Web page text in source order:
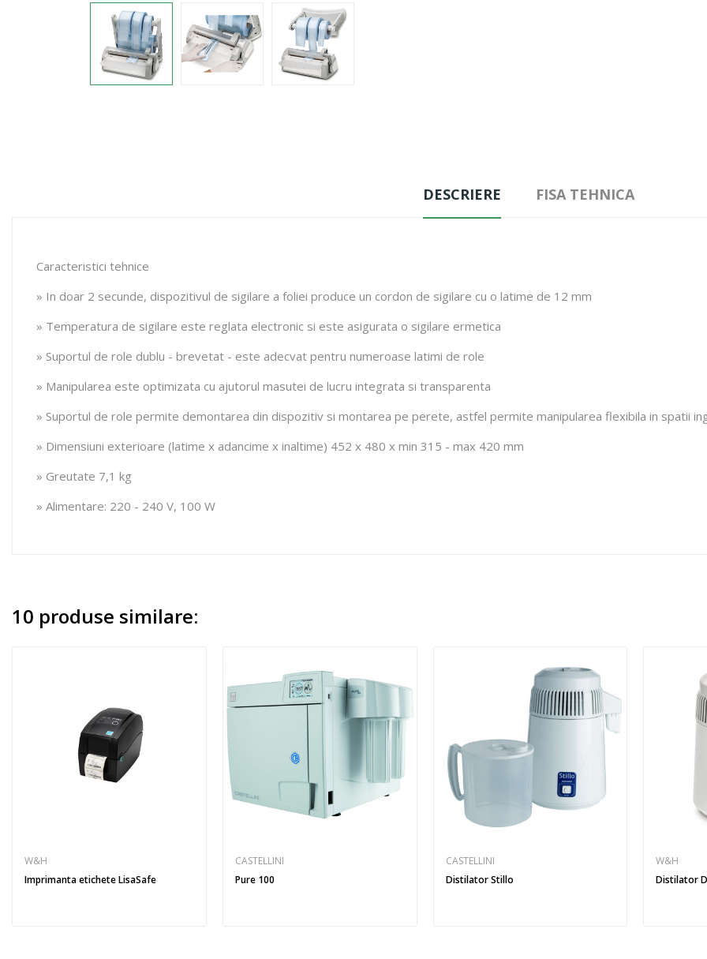
DESCRIERE FISA TEHNICA
Caracteristici tehnice
» In doar 2 secunde, dispozitivul de sigilare a foliei produce un cordon de sigilare cu o latime de 12 mm
» Temperatura de sigilare este reglata electronic si este asigurata o sigilare ermetica
» Suportul de role dublu - brevetat - este adecvat pentru numeroase latimi de role
» Manipularea este optimizata cu ajutorul masutei de lucru integrata si transparenta
» Suportul de role permite demontarea din dispozitiv si montarea pe perete, astfel permite manipularea flexibila in spatii
» Dimensiuni exterioare (latime x adancime x inaltime) 452 x 480 x min 315 - max 420 mm
» Greutate 7,1 kg
» Alimentare: 220 - 240 V, 100 W
10 produse similare:
W&H
Imprimanta etichete LisaSafe
CASTELLINI
Pure 100
CASTELLINI
Distilator Stillo
W&H
Distilator